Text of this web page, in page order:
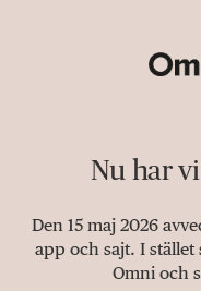
Nu har
Den 15 maj 2026
app och sajt. I
Omni och